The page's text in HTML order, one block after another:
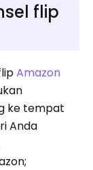
flip
Amazon
ke tempat
Anda